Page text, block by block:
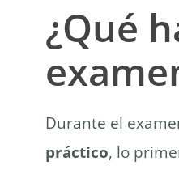
¿Qué
Durante el
práctico, lo